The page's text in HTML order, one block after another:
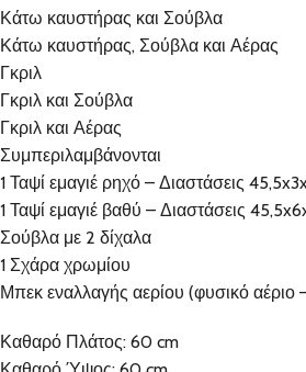
Κάτω καυστήρας και Σούβλα
Κάτω καυστήρας, Σούβλα και Αέρας
Γκριλ
Γκριλ και Σούβλα
Γκριλ και Αέρας
Συμπεριλαμβάνονται
1 Ταψί εμαγιέ ρηχό – Διαστάσεις
1 Ταψί εμαγιέ βαθύ – Διαστάσεις
Σούβλα με 2 δίχαλα
1 Σχάρα χρωμίου
Μπεκ εναλλαγής αερίου (φυσικό αέριο
Καθαρό Πλάτος: 60 cm